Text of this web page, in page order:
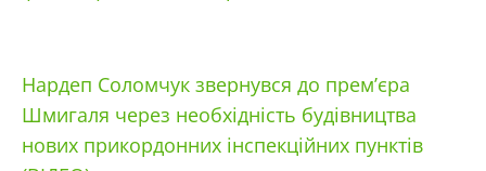
Нардеп Соломчук звернувся до прем’єра
Шмигаля через необхідність будівництва
нових прикордонних інспекційних пунктів